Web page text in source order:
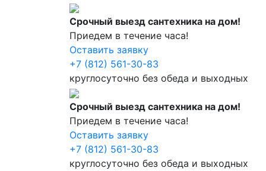
Срочный выезд сантехника на дом!
Приедем в течение часа!
Оставить заявку
+7 (812) 561-30-83
круглосуточно без обеда и выходных
Срочный выезд сантехника на дом!
Приедем в течение часа!
Оставить заявку
+7 (812) 561-30-83
круглосуточно без обеда и выходных